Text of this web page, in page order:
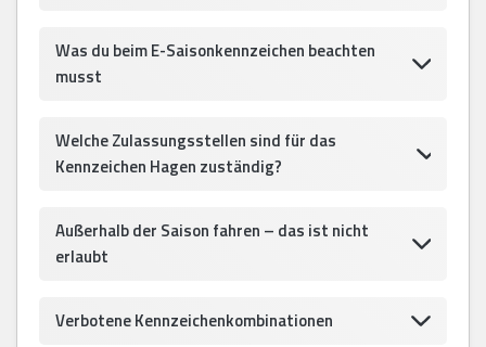
Was du beim E-Saisonkennzeichen beachten
musst
Welche Zulassungsstellen sind für das
Kennzeichen Hagen zuständig?
Außerhalb der Saison fahren – das ist nicht
erlaubt
Verbotene Kennzeichenkombinationen